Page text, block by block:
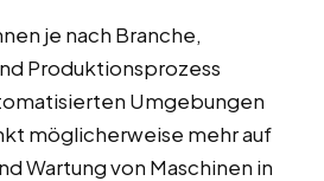
je nach Branche,
Produktionsprozess
Umgebungen
möglicherweise mehr auf
Wartung von Maschinen in